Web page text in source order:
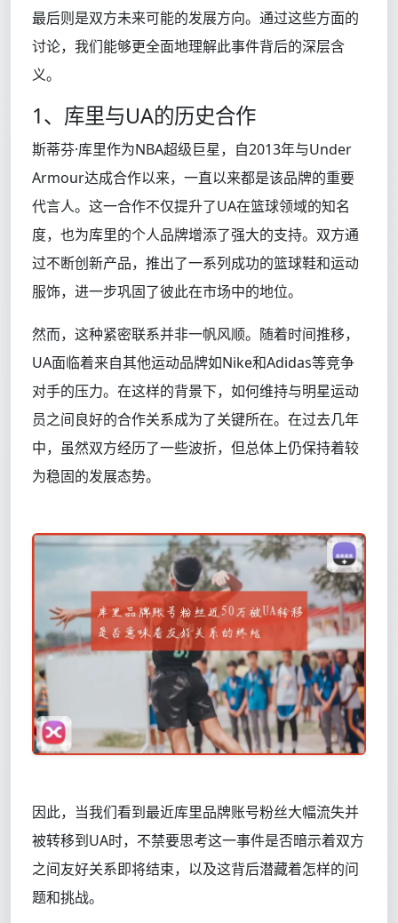
最后则是双方未来可能的发展方向。通过这些方面的
讨论，我们能够更全面地理解此事件背后的深层含
义。
1、库里与UA的历史合作
斯蒂芬·库里作为NBA超级巨星，自2013年与Under
Armour达成合作以来，一直以来都是该品牌的重要
代言人。这一合作不仅提升了UA在篮球领域的知名
度，也为库里的个人品牌增添了强大的支持。双方通
过不断创新产品，推出了一系列成功的篮球鞋和运动
服饰，进一步巩固了彼此在市场中的地位。
然而，这种紧密联系并非一帆风顺。随着时间推移，
UA面临着来自其他运动品牌如Nike和Adidas等竞争
对手的压力。在这样的背景下，如何维持与明星运动
员之间良好的合作关系成为了关键所在。在过去几年
中，虽然双方经历了一些波折，但总体上仍保持着较
为稳固的发展态势。
因此，当我们看到最近库里品牌账号粉丝大幅流失并
被转移到UA时，不禁要思考这一事件是否暗示着双方
之间友好关系即将结束，以及这背后潜藏着怎样的问
题和挑战。